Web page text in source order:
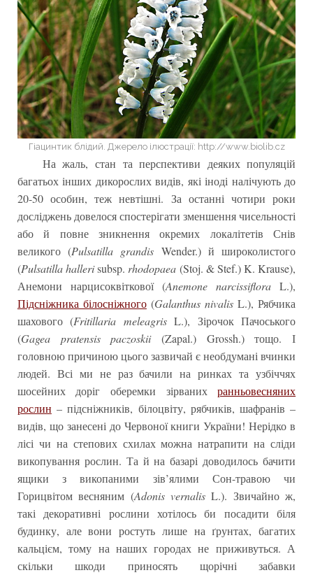
Гіацинтик блідий. Джерело ілюстрації: http://www.biolib.cz
На жаль, стан та перспективи деяких популяцій
багатьох інших дикорослих видів, які іноді налічують до
20-50 особин, теж невтішні. За останні чотири роки
досліджень довелося спостерігати зменшення чисельності
або й повне зникнення окремих локалітетів Снів
великого (Pulsatilla grandis Wender.) й широколистого
(Pulsatilla hallerisubsp. rhodopaea (Stoj. & Stef.) K. Krause),
Анемони нарцисоквіткової (Anemone narcissiflora L.),
Підсніжника білосніжного(Galanthus nivalis L.), Рябчика
шахового (Fritillaria meleagrisL.), Зірочок Пачоського
(Gagea pratensis paczoskii(Zapal.) Grossh.) тощо. І
головною причиною цього зазвичай є необдумані вчинки
людей. Всі ми не раз бачили на ринках та узбіччях
шосейних доріг оберемки зірванихранньовесняних
рослин – підсніжників, білоцвіту, рябчиків, шафранів –
видів, що занесені до Червоної книги України! Нерідко в
лісі чи на степових схилах можна натрапити на сліди
викопування рослин. Та й на базарі доводилось бачити
ящики з викопаними зів’ялими Сон-травою чи
Горицвітом весняним (Adonis vernalis L.). Звичайно ж,
такі декоративні рослини хотілось би посадити біля
будинку, але вони ростуть лише на ґрунтах, багатих
кальцієм, тому на наших городах не приживуться. А
скільки шкоди приносять щорічні забавки